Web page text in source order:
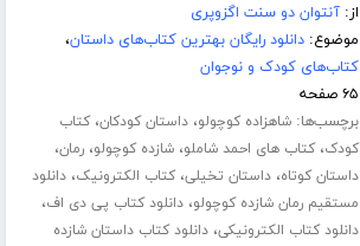
از:آنتوان دو سنت اگزوپری
موضوع:دانلود رایگان بهترین کتاب‌های داستان،
کتاب‌های کودک و نوجوان
۶۵ صفحه
برچسب‌ها:شاهزاده کوچولو،داستان کودکان،کتاب
کودک،کتاب های احمد شاملو،شازده کوچولو،رمان،
داستان کوتاه،داستان تخیلی،کتاب الکترونیک،دانلود
مستقیم رمان شازده کوچولو،دانلود کتاب پی دی اف،
دانلود کتاب الکترونیکی،دانلود کتاب داستان شازده